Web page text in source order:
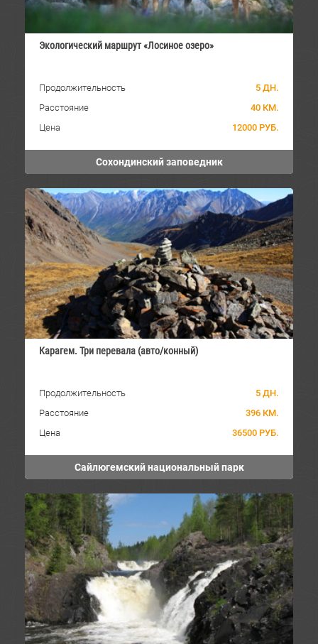
Экологический маршрут «Лосиное озеро»
Продолжительность
5 ДН.
Расстояние
40 КМ.
Цена
12000 РУБ.
Сохондинский заповедник
Карагем. Три перевала (авто/конный)
Продолжительность
5 ДН.
Расстояние
396 КМ.
Цена
36500 РУБ.
Сайлюгемский национальный парк